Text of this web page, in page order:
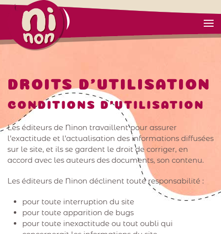
DROITS D'UTILISATION
CONDITIONS D’UTILISATION
Les éditeurs de Ninon travaillent pour assurer
l’exactitude et l’actualisation des informations diffusées
sur le site, et ils se gardent le droit de corriger, en
accord avec les auteurs des documents, son contenu.
Les éditeurs de Ninon déclinent toute responsabilité :
pour toute interruption du site
pour toute apparition de bugs
pour toute inexactitude ou tout oubli qui